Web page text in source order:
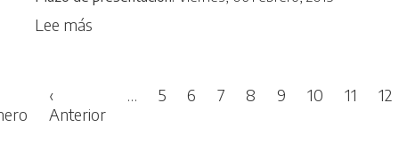
Lee más
desarrollo
informático
Paginación
Primera página
‹
AnteriorPágina anterior
… 5 6 7 8 9 10 11 12